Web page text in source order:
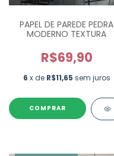
PAPEL DE PAREDE PEDRA
MODERNO TEXTURA
R$69,90
6 x de R$11,65 sem juros